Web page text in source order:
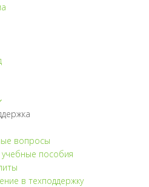
вопросы
пособия
в техподдержку